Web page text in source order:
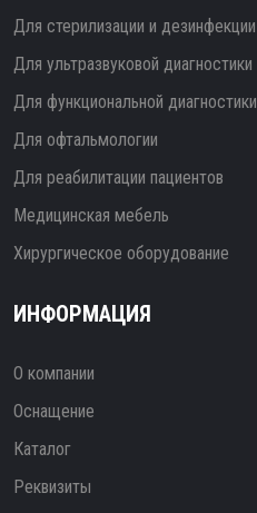
Для стерилизации и дезинфекции
Для ультразвуковой диагностики
Для функциональной диагностики
Для офтальмологии
Для реабилитации пациентов
Медицинская мебель
Хирургическое оборудование
ИНФОРМАЦИЯ
О компании
Оснащение
Каталог
Реквизиты